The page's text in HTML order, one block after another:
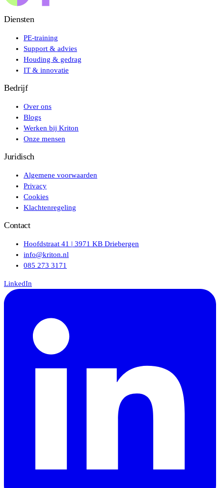
Diensten
PE-training
Support & advies
Houding & gedrag
IT & innovatie
Bedrijf
Over ons
Blogs
Werken bij Kriton
Onze mensen
Juridisch
Algemene voorwaarden
Privacy
Cookies
Klachtenregeling
Contact
Hoofdstraat 41 | 3971 KB Driebergen
info@kriton.nl
085 273 3171
LinkedIn